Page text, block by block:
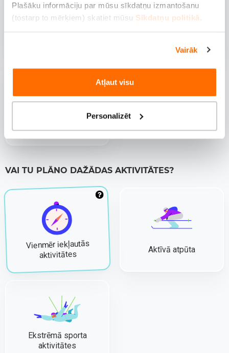
Plašāku informāciju par mūsu sīkdatņu izmantošanu
(tostarp to mērķiem) skatiet mūsu Sīkdatņu politikā
Vairāk
Atļaut visu
Personalizēt
Mācību brauciens
VAI TU PLĀNO DAŽĀDAS AKTIVITĀTES?
Vienmēr iekļautās
aktivitātes Aktīvā atpūta
Ekstrēmā sporta
aktivitātes